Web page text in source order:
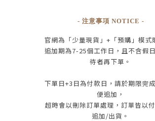
- 注意事項 NOTICE -
官網為 「少量現貨」+ 「預購」模式
追加期為7-25個工作日 ，且不含假日
待者再下單 。
下單日+3 日為付款日，請於期限完
便追加，
超時會以刪除訂單處理，訂單皆以
追加/出貨 。